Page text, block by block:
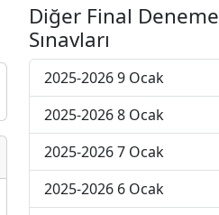
Diğer Final Deneme
Sınavları
2025-2026 9 Ocak
2025-2026 8 Ocak
2025-2026 7 Ocak
2025-2026 6 Ocak